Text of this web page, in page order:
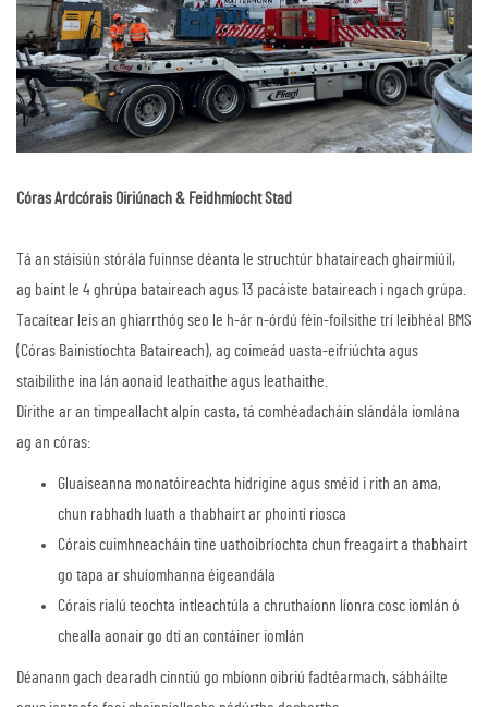
Córas Ardcórais Oiriúnach & Feidhmíocht Stad
Tá an stáisiún stórála fuinnse déanta le struchtúr bhataireach ghairmiúil,
ag baint le 4 ghrúpa bataireach agus 13 pacáiste bataireach i ngach grúpa.
Tacaítear leis an ghiarrthóg seo le h-ár n-órdú féin-foilsithe trí leibhéal BMS
(Córas Bainistíochta Bataireach), ag coimeád uasta-eifriúchta agus
staibilithe ina lán aonaid leathaithe agus leathaithe.
Dírithe ar an timpeallacht alpín casta, tá comhéadacháin slándála iomlána
ag an córas:
Gluaiseanna monatóireachta hidrigine agus sméid i rith an ama,
chun rabhadh luath a thabhairt ar phointí riosca
Córais cuimhneacháin tine uathoibríochta chun freagairt a thabhairt
go tapa ar shuíomhanna éigeandála
Córais rialú teochta intleachtúla a chruthaíonn líonra cosc iomlán ó
chealla aonair go dtí an contáiner iomlán
Déanann gach dearadh cinntiú go mbíonn oibriú fadtéarmach, sábháilte